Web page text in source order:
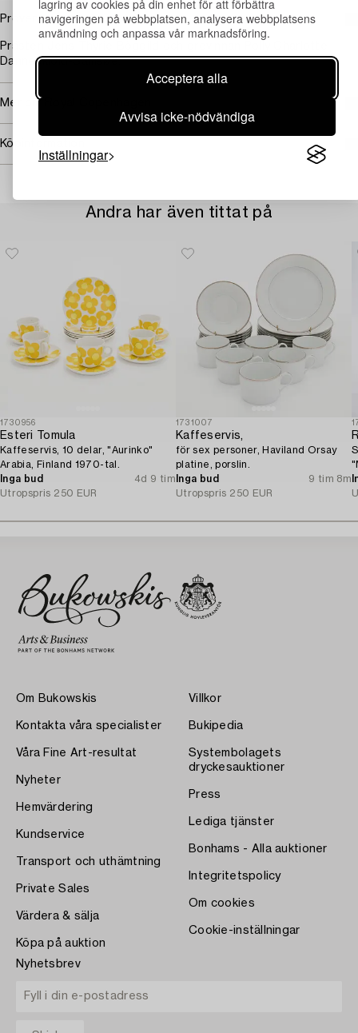
lagring av cookies på din enhet för att förbättra
navigeringen på webbplatsen, analysera webbplatsens
användning och anpassa vår marknadsföring.
Acceptera alla
Avvisa icke-nödvändiga
Inställningar
Proveniens
Prästen Jens Thyrie Böggild och grevinnan Polly Charlotte
Danneskiold-Samsøe.
Mer om Royal Copenhagen
Köpinformation
Andra har även tittat på
1730956
Esteri Tomula
Kaffeservis, 10 delar, "Aurinko"
Arabia, Finland 1970-tal.
Inga bud
4d 9 tim
Utropspris 250 EUR
1731007
Kaffeservis,
för sex personer, Haviland Orsay
platine, porslin.
Inga bud
9 tim 8m
Utropspris 250 EUR
Om Bukowskis
Kontakta våra specialister
Våra Fine Art-resultat
Nyheter
Hemvärdering
Kundservice
Transport och uthämtning
Private Sales
Värdera & sälja
Köpa på auktion
Villkor
Bukipedia
Systembolagets
dryckesauktioner
Press
Lediga tjänster
Bonhams - Alla auktioner
Integritetspolicy
Om cookies
Cookie-inställningar
Nyhetsbrev